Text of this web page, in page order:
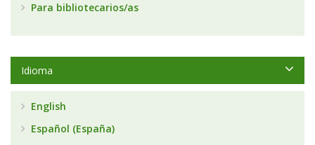
Para bibliotecarios/as
Idioma
English
Español (España)